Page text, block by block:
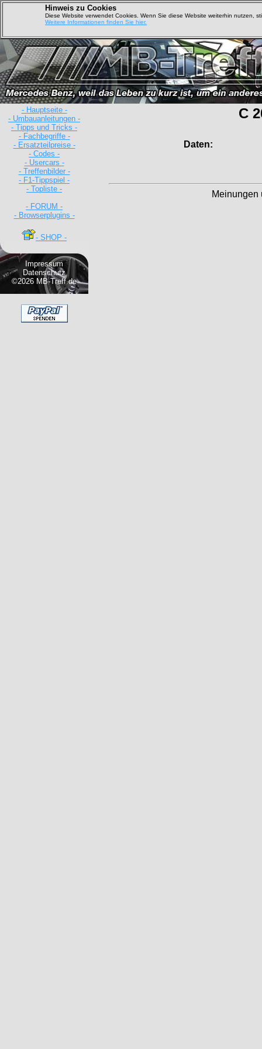
Hinweis zu Cookies
Diese Website verwendet Cookies. Wenn Sie diese Website weiterhin nutzen,
Weitere Informationen finden Sie hier.
- Hauptseite -
- Umbauanleitungen -
- Tipps und Tricks -
- Fachbegriffe -
- Ersatzteilpreise -
- Codes -
- Usercars -
- Treffenbilder -
- F1-Tippspiel -
- Topliste -
- FORUM -
- Browserplugins -
- SHOP -
Impressum
Datenschutz
©2026 MB-Treff.de
C
Daten:
Meinungen